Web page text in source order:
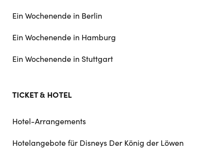
Ein Wochenende in Berlin
Ein Wochenende in Hamburg
Ein Wochenende in Stuttgart
TICKET & HOTEL
Hotel-Arrangements
Hotelangebote für Disneys Der König der Löwen